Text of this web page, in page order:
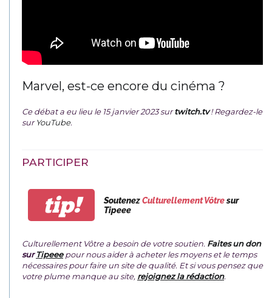
Marvel, est-ce encore du cinéma ?
Ce débat a eu lieu le 15 janvier 2023 surtwitch.tv ! Regardez-le
surYouTube.
PARTICIPER
tip! SoutenezCulturellement Vôtresur
Tipeee
Culturellement Vôtre a besoin de votre soutien. Faites un don
surTipeeepour nous aider à acheter les moyens et le temps
nécessaires pour faire un site de qualité. Et si vous pensez que
votre plume manque au site, rejoignez la rédaction.